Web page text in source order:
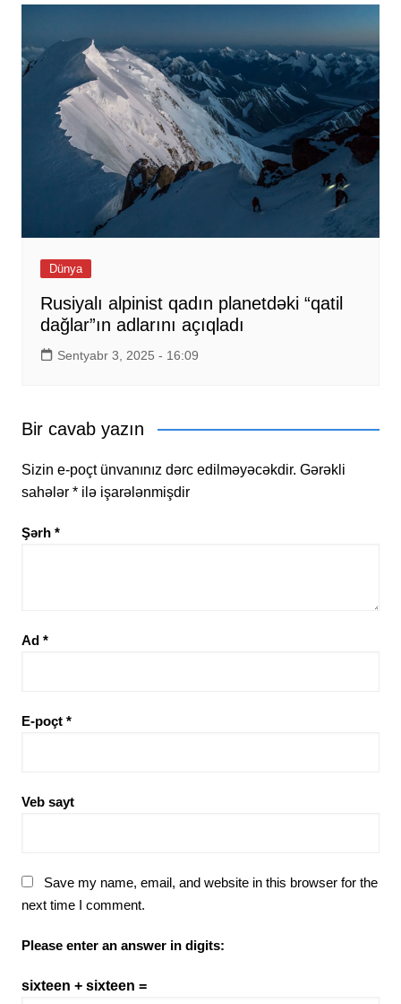
Dünya
Rusiyalı alpinist qadın planetdəki “qatil
dağlar”ın adlarını açıqladı
Sentyabr 3, 2025 - 16:09
Bir cavab yazın
Sizin e-poçt ünvanınız dərc edilməyəcəkdir. Gərəkli
sahələr *ilə işarələnmişdir
Şərh *
Ad *
E-poçt *
Veb sayt
Save my name, email, and website in this browser for the
next time I comment.
Please enter an answer in digits:
sixteen + sixteen =